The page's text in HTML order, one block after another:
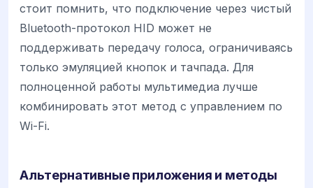
стоит помнить, что подключение через чистый
Bluetooth-протокол HID может не
поддерживать передачу голоса, ограничиваясь
только эмуляцией кнопок и тачпада. Для
полноценной работы мультимедиа лучше
комбинировать этот метод с управлением по
Wi-Fi.
Альтернативные приложения и методы